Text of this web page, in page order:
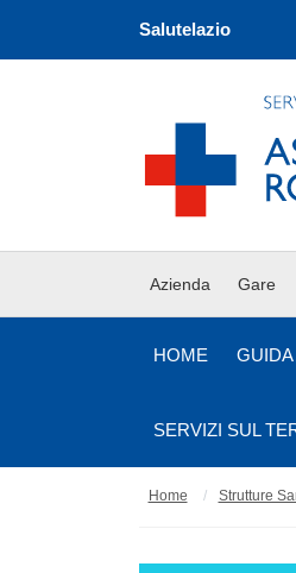
Salutelazio
Azienda Gare
HOME GUIDA
SERVIZI SUL
Home Strutture